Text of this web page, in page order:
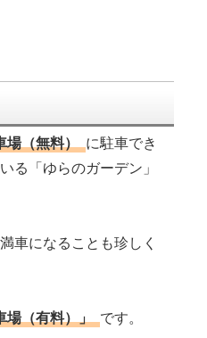
場（無料） に駐車でき
る「ゆらのガーデン」
車になることも珍しく
場（有料）」 です。